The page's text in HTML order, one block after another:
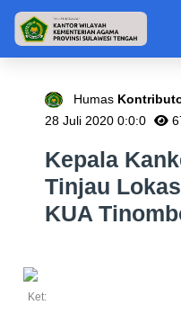
Humas
28 Juli 2020 0:0:0
Kepala
Tinjau
KUA
Ket: